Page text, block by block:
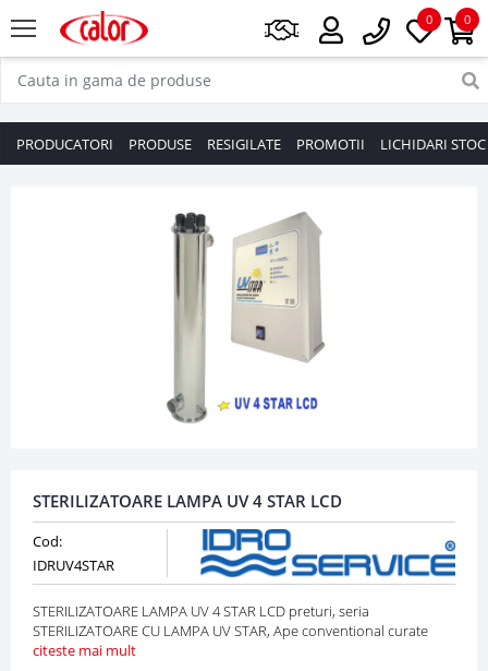
0
0
PRODUCATORI PRODUSE RESIGILATE PROMOTII LICHIDARI STOC
STERILIZATOARE LAMPA UV 4 STAR LCD
Cod:
IDRUV4STAR
STERILIZATOARE LAMPA UV 4 STAR LCD preturi, seria
STERILIZATOARE CU LAMPA UV STAR, Ape conventional curate
citeste mai mult